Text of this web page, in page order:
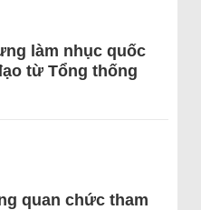
làm nhục quốc
từ Tổng thống
quan chức tham